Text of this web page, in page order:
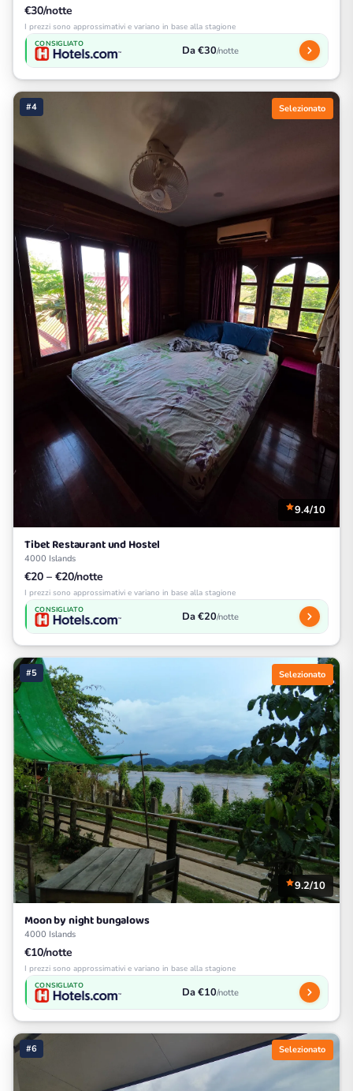
€30/notte
I prezzi sono approssimativi e variano in base alla stagione
CONSIGLIATO Da €30/notte
#4 Selezionato
9.4/10
Tibet Restaurant und Hostel
4000 Islands
€20 – €20/notte
I prezzi sono approssimativi e variano in base alla stagione
CONSIGLIATO Da €20/notte
#5 Selezionato
9.2/10
Moon by night bungalows
4000 Islands
€10/notte
I prezzi sono approssimativi e variano in base alla stagione
CONSIGLIATO Da €10/notte
#6 Selezionato